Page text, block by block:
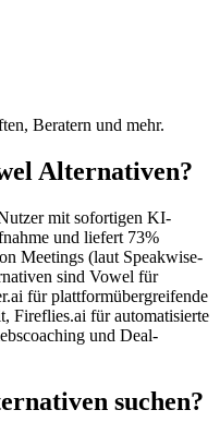
Beratern und mehr.
Alternativen?
mit sofortigen KI-
und liefert 73%
Meetings (laut Speakwise-
sind Vowel für
für plattformübergreifende
Fireflies.ai für automatisierte
und Deal-
suchen?